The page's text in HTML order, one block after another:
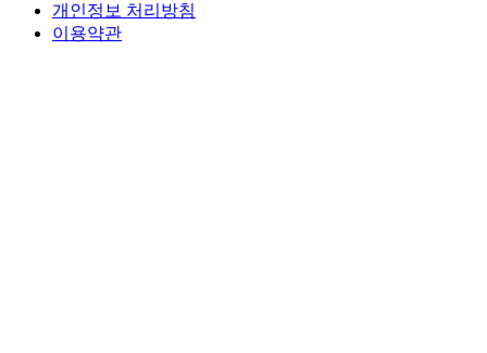
개인정보 처리방침
이용약관